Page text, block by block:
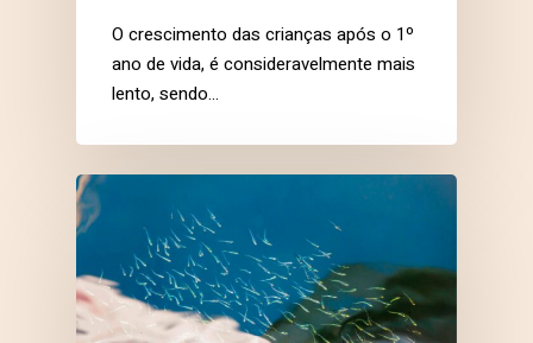
O crescimento das crianças após o 1º
ano de vida, é consideravelmente mais
lento, sendo…